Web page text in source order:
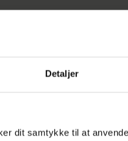
Detaljer
dit samtykke til at